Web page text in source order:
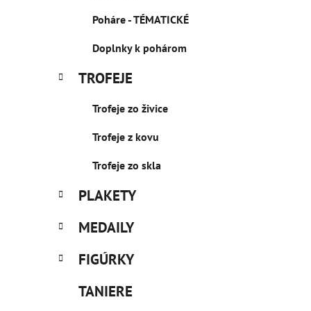
Poháre - TÉMATICKÉ
Doplnky k pohárom
TROFEJE
Trofeje zo živice
Trofeje z kovu
Trofeje zo skla
PLAKETY
MEDAILY
FIGÚRKY
TANIERE